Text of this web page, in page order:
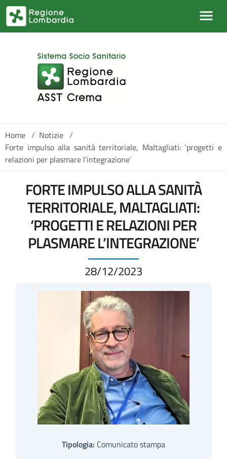
Salta al contenuto principale
Home / Notizie /
Forte impulso alla sanità territoriale, Maltagliati: ‘progetti e
relazioni per plasmare l’integrazione’
FORTE IMPULSO ALLA SANITÀ
TERRITORIALE, MALTAGLIATI:
‘PROGETTI E RELAZIONI PER
PLASMARE L’INTEGRAZIONE’
28/12/2023
Tipologia: Comunicato stampa